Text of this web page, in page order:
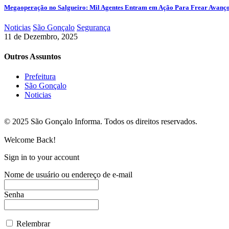
Megaoperação no Salgueiro: Mil Agentes Entram em Ação Para Frear
Noticias São Gonçalo Segurança
11 de Dezembro, 2025
Outros Assuntos
Prefeitura
São Gonçalo
Noticias
© 2025 São Gonçalo Informa. Todos os direitos reservados.
Welcome Back!
Sign in to your account
Nome de usuário ou endereço de e-mail
Senha
Relembrar